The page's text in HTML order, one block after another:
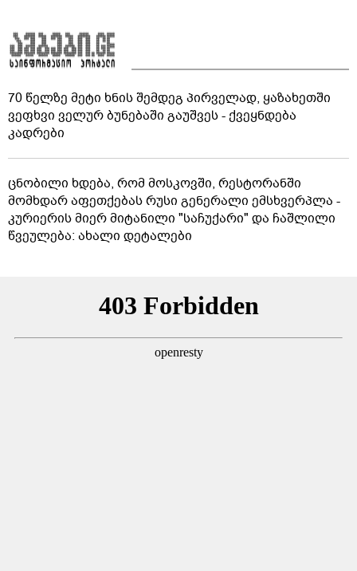
70 წელზე მეტი ხნის შემდეგ პირველად, ყაზახეთში
ვეფხვი ველურ ბუნებაში გაუშვეს - ქვეყნდება
კადრები
ცნობილი ხდება, რომ მოსკოვში, რესტორანში
მომხდარ აფეთქებას რუსი გენერალი ემსხვერპლა -
კურიერის მიერ მიტანილი "საჩუქარი" და ჩაშლილი
წვეულება: ახალი დეტალები